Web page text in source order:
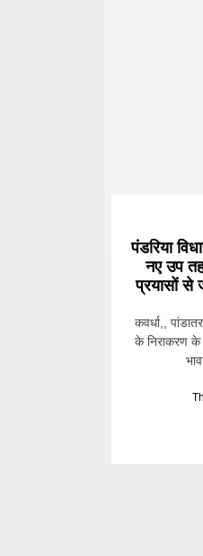
पंडरिया
नए उप
प्रयासों से
कवर्धा,,
के निराकरण के